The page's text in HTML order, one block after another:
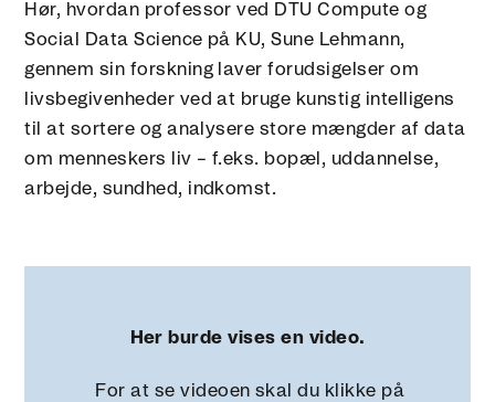
Hør, hvordan professor ved DTU Compute og
Social Data Science på KU, Sune Lehmann,
gennem sin forskning laver forudsigelser om
livsbegivenheder ved at bruge kunstig intelligens
til at sortere og analysere store mængder af data
om menneskers liv – f.eks. bopæl, uddannelse,
arbejde, sundhed, indkomst.
Her burde vises en video.
For at se videoen skal du klikke på